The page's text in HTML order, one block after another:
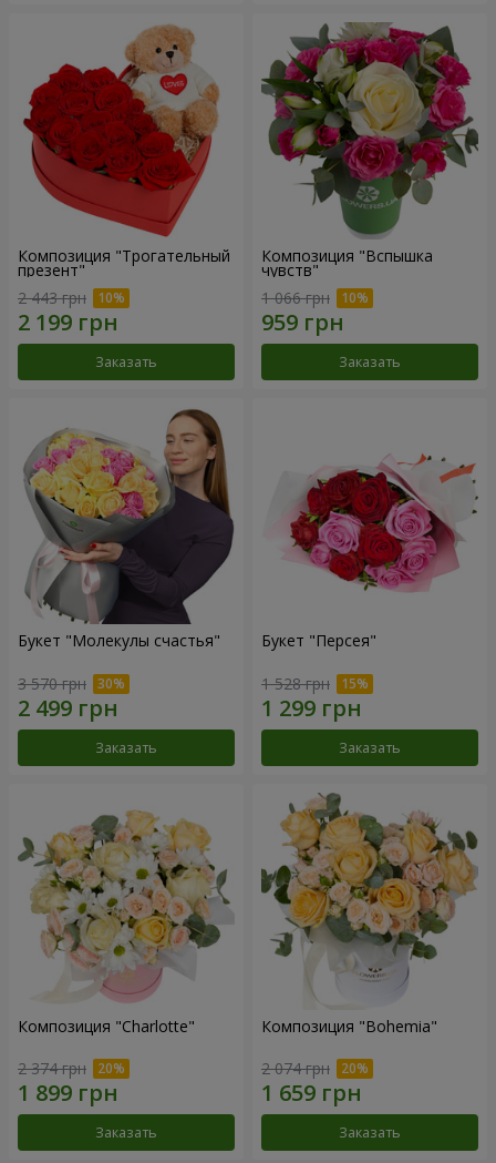
Композиция "Трогательный
презент"
2 443 грн
Заказать
Композиция "Вспышка
чувств"
1 066 грн
Заказать
Букет "Молекулы счастья"
3 570 грн
Заказать
Букет "Персея"
1 528 грн
Заказать
Композиция "Charlotte"
2 374 грн
Заказать
Композиция "Bohemia"
2 074 грн
Заказать